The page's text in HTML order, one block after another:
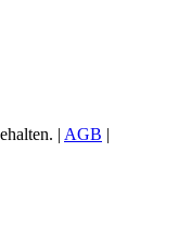
| AGB |